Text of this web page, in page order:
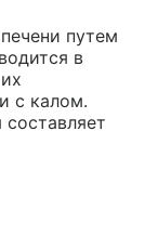
путем
в
с калом.